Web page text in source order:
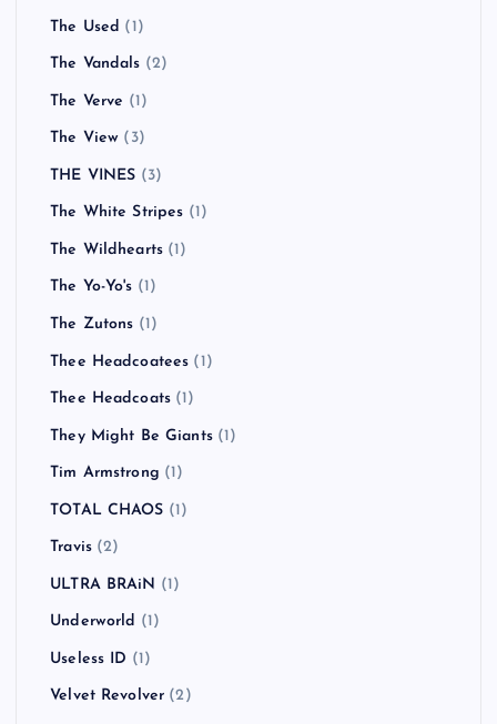
The Used (1)
The Vandals (2)
The Verve (1)
The View (3)
THE VINES (3)
The White Stripes (1)
The Wildhearts (1)
The Yo-Yo's (1)
The Zutons (1)
Thee Headcoatees (1)
Thee Headcoats (1)
They Might Be Giants(1)
Tim Armstrong (1)
TOTAL CHAOS (1)
Travis(2)
ULTRA BRAiN (1)
Underworld (1)
Useless ID (1)
Velvet Revolver (2)